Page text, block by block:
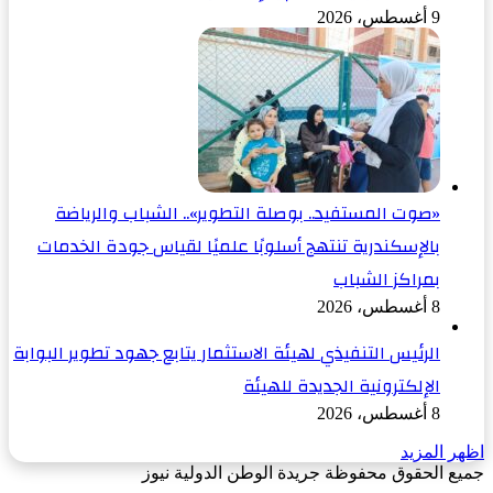
9 أغسطس، 2026
«صوت المستفيد.. بوصلة التطوير».. الشباب والرياضة
بالإسكندرية تنتهج أسلوبًا علميًا لقياس جودة الخدمات
بمراكز الشباب
8 أغسطس، 2026
الرئيس التنفيذي لهيئة الاستثمار يتابع جهود تطوير البوابة
الإلكترونية الجديدة للهيئة
8 أغسطس، 2026
اظهر المزيد
جميع الحقوق محفوظة جريدة الوطن الدولية نيوز